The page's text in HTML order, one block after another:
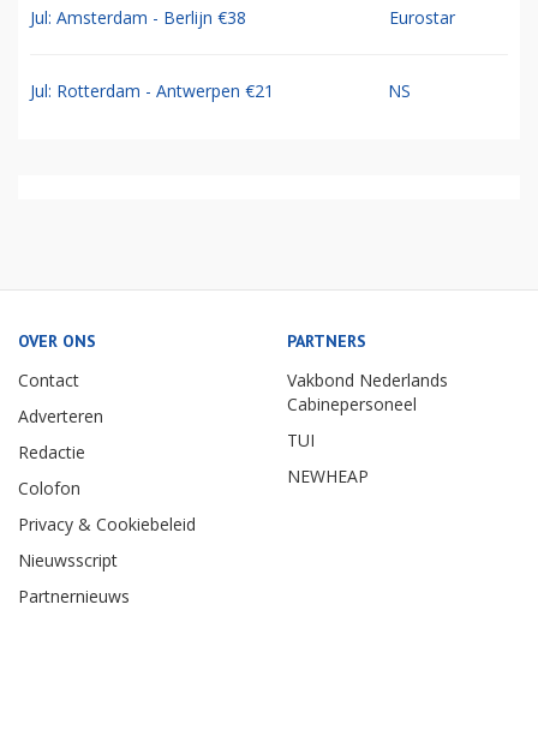
Jul: Amsterdam - Berlijn €38 Eurostar
Jul: Rotterdam - Antwerpen €21 NS
OVER ONS
Contact
Adverteren
Redactie
Colofon
Privacy & Cookiebeleid
Nieuwsscript
Partnernieuws
PARTNERS
Vakbond Nederlands
Cabinepersoneel
TUI
NEWHEAP